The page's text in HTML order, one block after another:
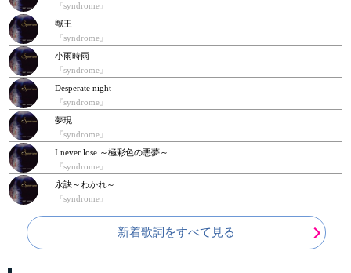
『syndrome』
獣王
『syndrome』
小雨時雨
『syndrome』
Desperate night
『syndrome』
夢現
『syndrome』
I never lose ～極彩色の悪夢～
『syndrome』
永訣～わかれ～
『syndrome』
新着歌詞をすべて見る